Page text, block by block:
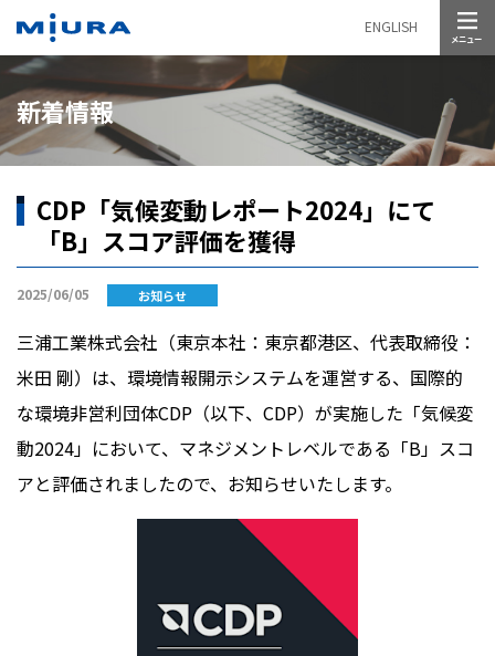
ENGLISH
新着情報
CDP「気候変動レポート2024」にて
「B」スコア評価を獲得
2025/06/05 お知らせ
三浦工業株式会社（東京本社：東京都港区、代表取締役：
米田 剛）は、環境情報開示システムを運営する、国際的
な環境非営利団体CDP（以下、 CDP） が実施した「気候変
動2024」において、マネジメントレベルである「B」スコ
アと評価されましたので、お知らせいたします。